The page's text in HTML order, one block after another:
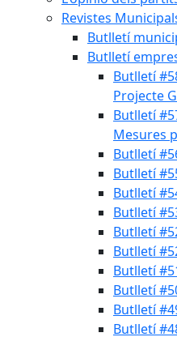
Revistes
Butlletí
Butlletí
Butlletí
Projecte
Butlletí
Mesures
Butlletí
Butlletí
Butlletí
Butlletí
Butlletí
Butlletí
Butlletí
Butlletí
Butlletí
Butlletí